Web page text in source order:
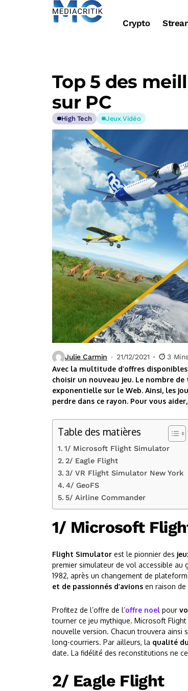
Crypto
Top 5 des
sur PC
High Tech Jeux Vidéo
Julie Carmin 21/12/2021 3
Avec la multitude d’offres
choisir un nouveau jeu. Le nombre
exponentielle sur le Web. Ainsi, les
perdre dans ce rayon. Pour vous
Table des matières
1/ Microsoft Flight Simulator
2/ Eagle Flight
3/ VR Flight Simulator New York
4/ GeoFS
5/ Airline Commander
1/ Microsoft
Flight Simulator est le pionnier des
premier simulateur de vol accessible au
1982, après un changement de
et de passionnés d’avions en raison de
Profitez de l’offre de l’offre noel pour
tourner ce jeu mythique. Microsoft
nouvelle version. Chacun trouvera ainsi
long-courriers. Par ailleurs, la qualité
date. La fidélité des reconstitutions ne
2/ Eagle Flight